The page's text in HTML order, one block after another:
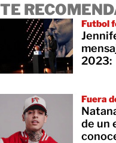
TE
Futbol
2023:
Fuera
de un